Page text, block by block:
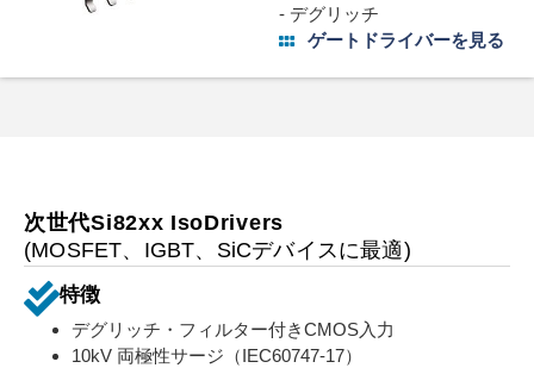
- デグリッチ
ゲートドライバーを見る
次世代Si82xx IsoDrivers
(MOSFET、IGBT、SiCデバイスに最適)
特徴
デグリッチ・フィルター付きCMOS入力
10kV 両極性サージ（IEC60747-17）